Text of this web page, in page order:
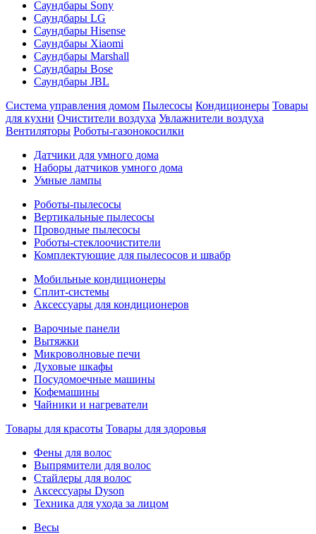
Саундбары Sony
Саундбары LG
Саундбары Hisense
Саундбары Xiaomi
Саундбары Marshall
Саундбары Bose
Саундбары JBL
Система управления домом Пылесосы Кондиционеры Товары
для кухни Очистители воздуха Увлажнители воздуха
Вентиляторы Роботы-газонокосилки
Датчики для умного дома
Наборы датчиков умного дома
Умные лампы
Роботы-пылесосы
Вертикальные пылесосы
Проводные пылесосы
Роботы-стеклоочистители
Комплектующие для пылесосов и швабр
Мобильные кондиционеры
Сплит-системы
Аксессуары для кондиционеров
Варочные панели
Вытяжки
Микроволновые печи
Духовые шкафы
Посудомоечные машины
Кофемашины
Чайники и нагреватели
Товары для красоты Товары для здоровья
Фены для волос
Выпрямители для волос
Стайлеры для волос
Аксессуары Dyson
Техника для ухода за лицом
Весы